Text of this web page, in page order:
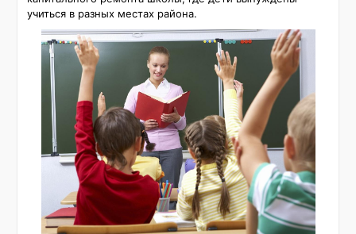
учиться в разных местах района.